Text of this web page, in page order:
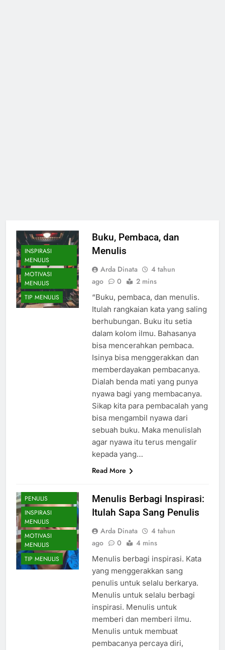
INSPIRASI
MENULIS
MOTIVASI
MENULIS
TIP MENULIS
Buku, Pembaca, dan
Menulis
Arda Dinata
4 tahun
ago
0 2 mins
“Buku, pembaca, dan menulis.
Itulah rangkaian kata yang saling
berhubungan. Buku itu setia
dalam kolom ilmu. Bahasanya
bisa mencerahkan pembaca.
Isinya bisa menggerakkan dan
memberdayakan pembacanya.
Dialah benda mati yang punya
nyawa bagi yang membacanya.
Sikap kita para pembacalah yang
bisa mengambil nyawa dari
sebuah buku. Maka menulislah
agar nyawa itu terus mengalir
kepada yang…
Read More
PENULIS
INSPIRASI
MENULIS
MOTIVASI
MENULIS
TIP MENULIS
Menulis Berbagi Inspirasi:
Itulah Sapa Sang Penulis
Arda Dinata
4 tahun
ago
0 4 mins
Menulis berbagi inspirasi. Kata
yang menggerakkan sang
penulis untuk selalu berkarya.
Menulis untuk selalu berbagi
inspirasi. Menulis untuk
memberi dan memberi ilmu.
Menulis untuk membuat
pembacanya percaya diri,